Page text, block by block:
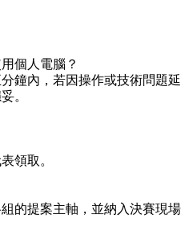
個人電腦？
鐘內，若因操作或技術問題
。
領取。
的提案主軸，並納入決賽現場